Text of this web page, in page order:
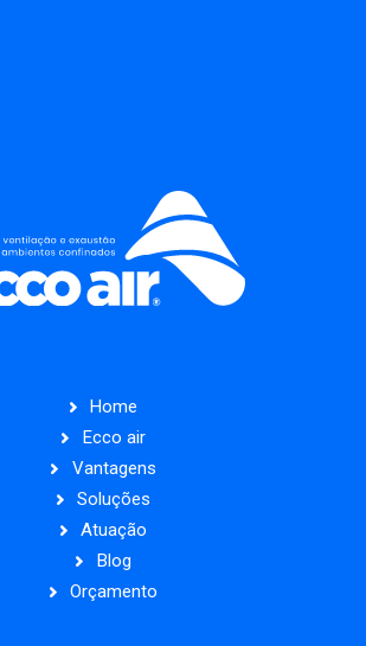
Home
Ecco air
Vantagens
Soluções
Atuação
Blog
Orçamento